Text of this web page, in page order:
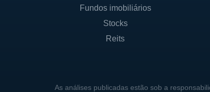
Fundos imobiliários
Stocks
Reits
As análises publicadas estão sob a